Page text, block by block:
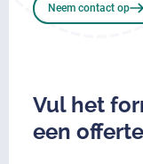
Neem contact op
Vul het
een